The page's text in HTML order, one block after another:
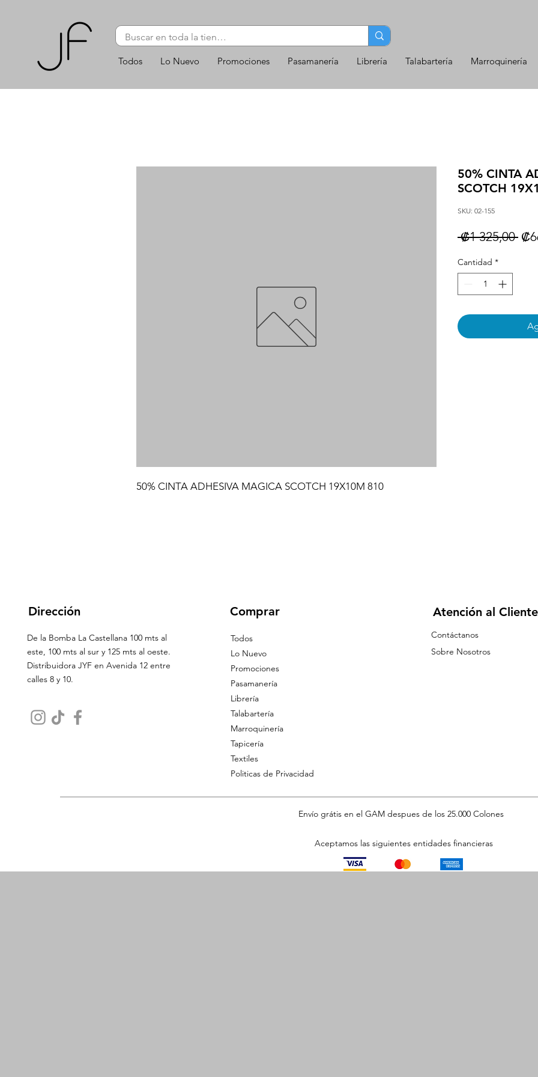
Todos Lo Nuevo Promociones Pasamanería Librería Talabartería Marroquinería
50% CINTA ADHESIVA MAGICA SCOTCH 19X10M 810
50% CINTA
SCOTCH
SKU: 02-155
₡1 325,00
Cantidad *
Dirección
De la Bomba La Castellana 100 mts al
este, 100 mts al sur y 125 mts al oeste.
Distribuidora JYF en Avenida 12 entre
calles 8 y 10.
Comprar
Todos
Lo Nuevo
Promociones
Pasamanería
Librería
Talabartería
Marroquinería
Tapicería
Textiles
Politicas de Privacidad
Atención al Cliente
Contáctanos
Sobre Nosotros
Envío grátis en el GAM despues de los 25.000 Colones
Aceptamos las siguientes entidades financieras